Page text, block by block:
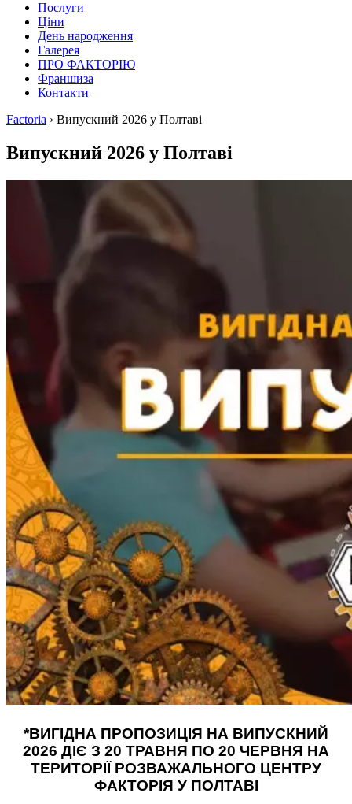
Послуги
Ціни
День народження
Галерея
ПРО ФАКТОРІЮ
Франшиза
Контакти
Factoria › Випускний 2026 у Полтаві
Випускний 2026 у Полтаві
*ВИГІДНА ПРОПОЗИЦІЯ НА ВИПУСКНИЙ
2026 ДІЄ З 20 ТРАВНЯ ПО 20 ЧЕРВНЯ НА
ТЕРИТОРІЇ РОЗВАЖАЛЬНОГО ЦЕНТРУ
ФАКТОРІЯ У ПОЛТАВІ